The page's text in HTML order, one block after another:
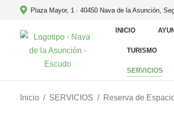
Plaza Mayor, 1 · 40450 Nava de la Asunción,
INICIO
TURISMO
SERVICIOS
Estás aquí:
Inicio SERVICIOS Reserva de